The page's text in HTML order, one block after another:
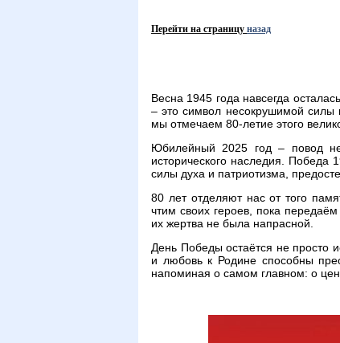
Перейти на страницу назад
Весна 1945 года навсегда
– это символ несокрушимой силы
мы отмечаем 80-летие этого
Юбилейный 2025 год – повод
исторического наследия. Победа
силы духа и патриотизма,
80 лет отделяют нас от того
чтим своих героев, пока
их жертва не была напрасной.
День Победы остаётся не просто
и любовь к Родине способны
напоминая о самом главном: о